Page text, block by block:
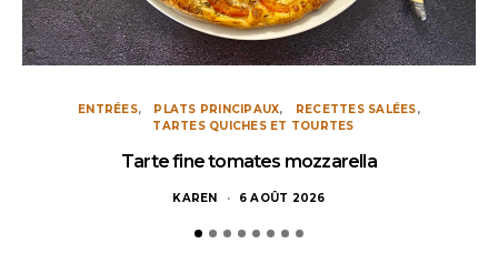
ENTRÉES PLATS PRINCIPAUX
RECETTES SALÉES
TARTES QUICHES ET TOURTES
Tarte fine tomates mozzarella
KAREN 6 AOÛT 2026